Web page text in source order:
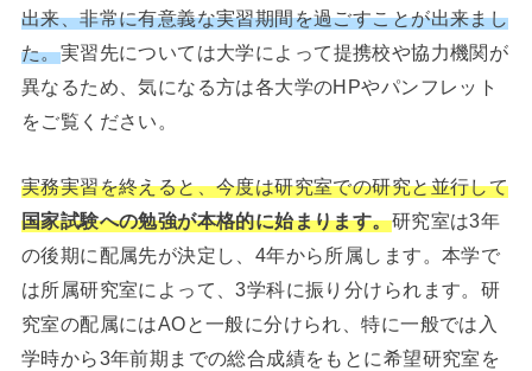
出来、非常に有意義な実習期間を過ごすことが出来まし
た。実習先については大学によって提携校や協力機関が
異なるため、気になる方は各大学のHPやパンフレット
をご覧ください。
実務実習を終えると、今度は研究室での研究と並行して
国家試験への勉強が本格的に始まります。研究室は3年
の後期に配属先が決定し、4年から所属します。本学で
は所属研究室によって、3学科に振り分けられます。研
究室の配属にはAOと一般に分けられ、特に一般では入
学時から3年前期までの総合成績をもとに希望研究室を